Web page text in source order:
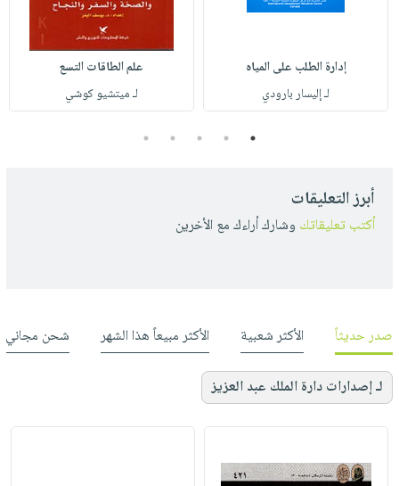
إدارة الطلب على المياه
لـ إليسار بارودي
علم الطاقات التسع
لـ ميتشيو كوشي
1
2
3
4
5
أبرز التعليقات
أكتب تعليقاتك وشارك أراءك مع الأخرين
صدر حديثاً الأكثر شعبية الأكثر مبيعاً هذا الشهر شحن مجاني
لـ إصدارات دارة الملك عبد العزيز